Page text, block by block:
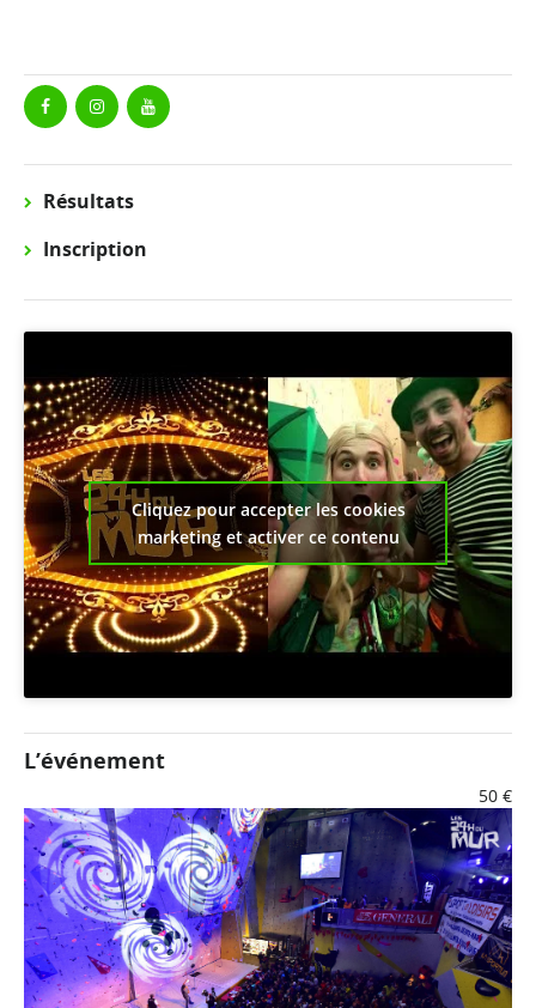
Résultats
Inscription
Cliquez pour accepter les cookies
marketing et activer ce contenu
L’événement
50 €